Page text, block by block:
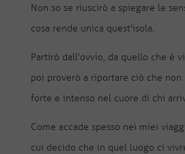
Non so se riuscirò a spiegare le
cosa rende unica quest’isola.
Partirò dall’ovvio, da quello che è
poi proverò a riportare ciò che non
forte e intenso nel cuore di chi
Come accade spesso nei miei
cui decido che in quel luogo ci